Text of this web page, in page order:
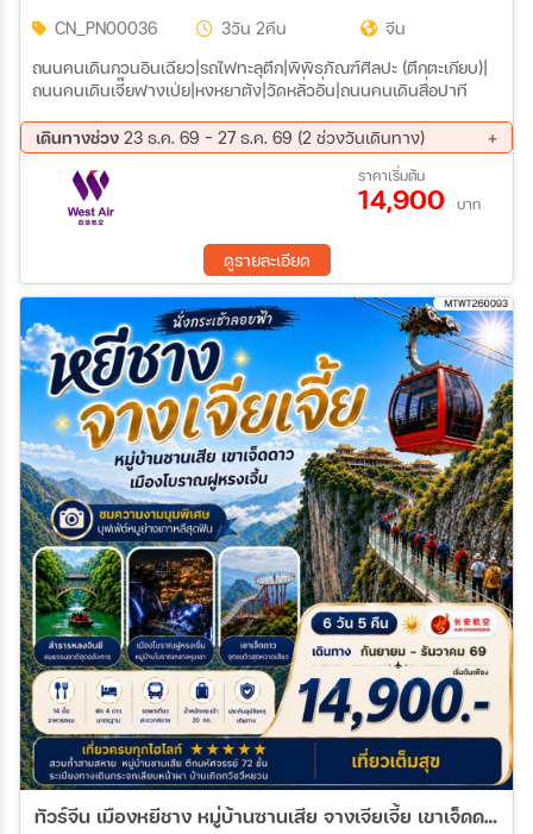
CN_PN00036 3วัน 2คืน
จีน
ถนนคนเดินกวนอินเฉียว|รถไฟทะลุตึก|พิพิธภัณฑ์ศิลปะ (ตึกตะเกียบ)|
ถนนคนเดินเจี๊ยฟางเป่ย|หงหยาต้ง|วัดหลั่วอั่น|ถนนคนเดินสื่อปาที
เดินทางช่วง 23 ธ.ค. 69 - 27 ธ.ค. 69 (2 ช่วงวันเดินทาง)
23 ธ.ค. 69 - 25 ธ.ค. 69 25 ธ.ค. 69 - 27 ธ.ค. 69
ราคาเริ่มต้น
14,900 บาท
ดูรายละเอียด
ทัวร์จีน เมืองหยีชาง หมู่บ้านซานเสีย จางเจียเจี้ย เขาเจ็ดดาว เมืองโบราณฝูหรงเจิ้น 6วัน 5คืน (9H) เข้าร้าน